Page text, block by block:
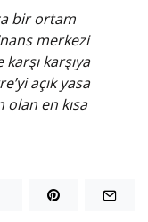
bir ortam
merkezi
karşıya
açık yasa
olan en kısa